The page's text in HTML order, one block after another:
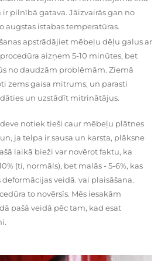
ir pilnībā gatava. Jāizvairās gan no
augstas istabas temperatūras.
apstrādājiet mēbeļu dēļu galus ar
aizņem 5-10 minūtes, bet
no daudzām problēmām. Ziemā
zems gaisa mitrums, un parasti
un uzstādīt mitrinātājus.
notiek tieši caur mēbeļu plātnes
ja telpa ir sausa un karsta, plāksne
laikā bieži var novērot faktu, ka
(ti, normāls), bet malās - 5-6%, kas
veidā. vai plaisāšana.
to novērsīs. Mēs iesakām
pašā veidā pēc tam, kad esat